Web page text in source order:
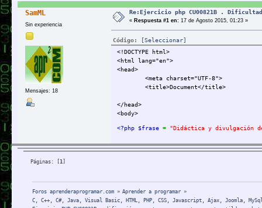
SamML
Sin experiencia
Mensajes: 18
Re:Ejercicio php CU00821B .
« Respuesta #1 en: 17 de Agosto 2015, 01:23 »
Código:
[Seleccionar]
<!DOCTYPE html>
<html lang="en">
<head>
<meta charset="UTF-8">
<title>Document</title>
</head>
<body>
<?php $frase = "Didáctica y divulgación
</body>
Código:
[Seleccionar]
Páginas: [ 1
Foros aprenderaprogramar.com » Aprender a programar »
C, C++, C#, Java, Visual Basic, HTML, PHP, CSS, Javascript, Ajax, Joomla,